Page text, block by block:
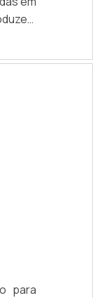
nos
ou
são
para
para